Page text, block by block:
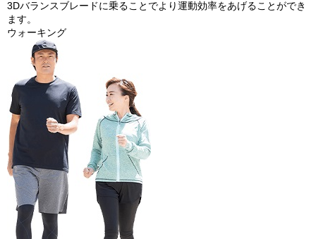
3Dバランスブレードに乗ることでより運動効率をあげることができ
ます。
ウォーキング